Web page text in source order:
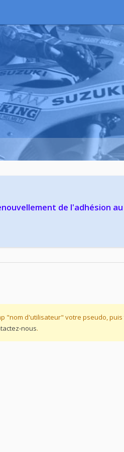
de l'adhésion
"nom d'utilisateur" votre pseudo,
nous.